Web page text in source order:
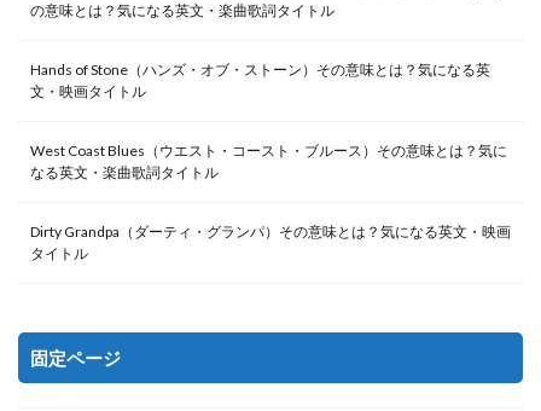
の意味とは？気になる英文・楽曲歌詞タイトル
Hands of Stone（ハンズ・オブ・ストーン）その意味とは？気になる英
文・映画タイトル
West Coast Blues（ウエスト・コースト・ブルース）その意味とは？気に
なる英文・楽曲歌詞タイトル
Dirty Grandpa（ダーティ・グランパ）その意味とは？気になる英文・映画
タイトル
固定ページ